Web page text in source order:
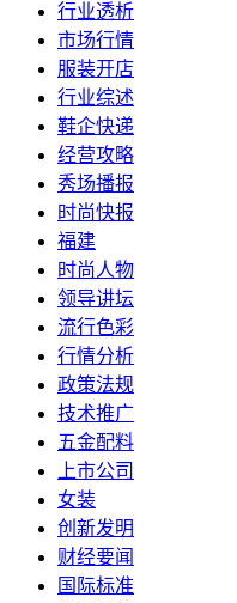
行业透析
市场行情
服装开店
行业综述
鞋企快递
经营攻略
秀场播报
时尚快报
福建
时尚人物
领导讲坛
流行色彩
行情分析
政策法规
技术推广
五金配料
上市公司
女装
创新发明
财经要闻
国际标准